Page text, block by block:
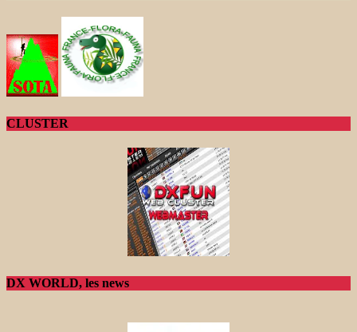
CLUSTER
DX WORLD, les news